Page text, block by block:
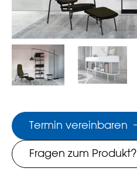
Termin vereinbaren
Fragen zum Produkt?